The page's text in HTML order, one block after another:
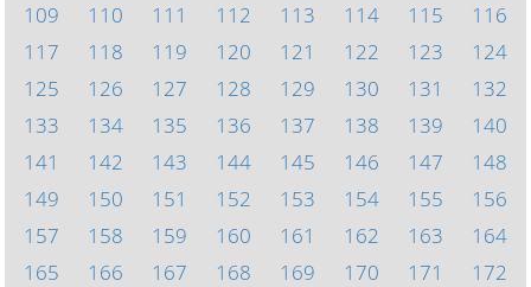
109
110 111 112 113 114 115
116
117
118 119 120 121 122 123
124
125
126 127 128 129 130 131
132
133
134 135 136 137 138 139
140
141
142 143 144 145 146 147
148
149
150 151 152 153 154 155
156
157
158 159 160 161 162 163
164
165
166 167 168 169 170 171
172